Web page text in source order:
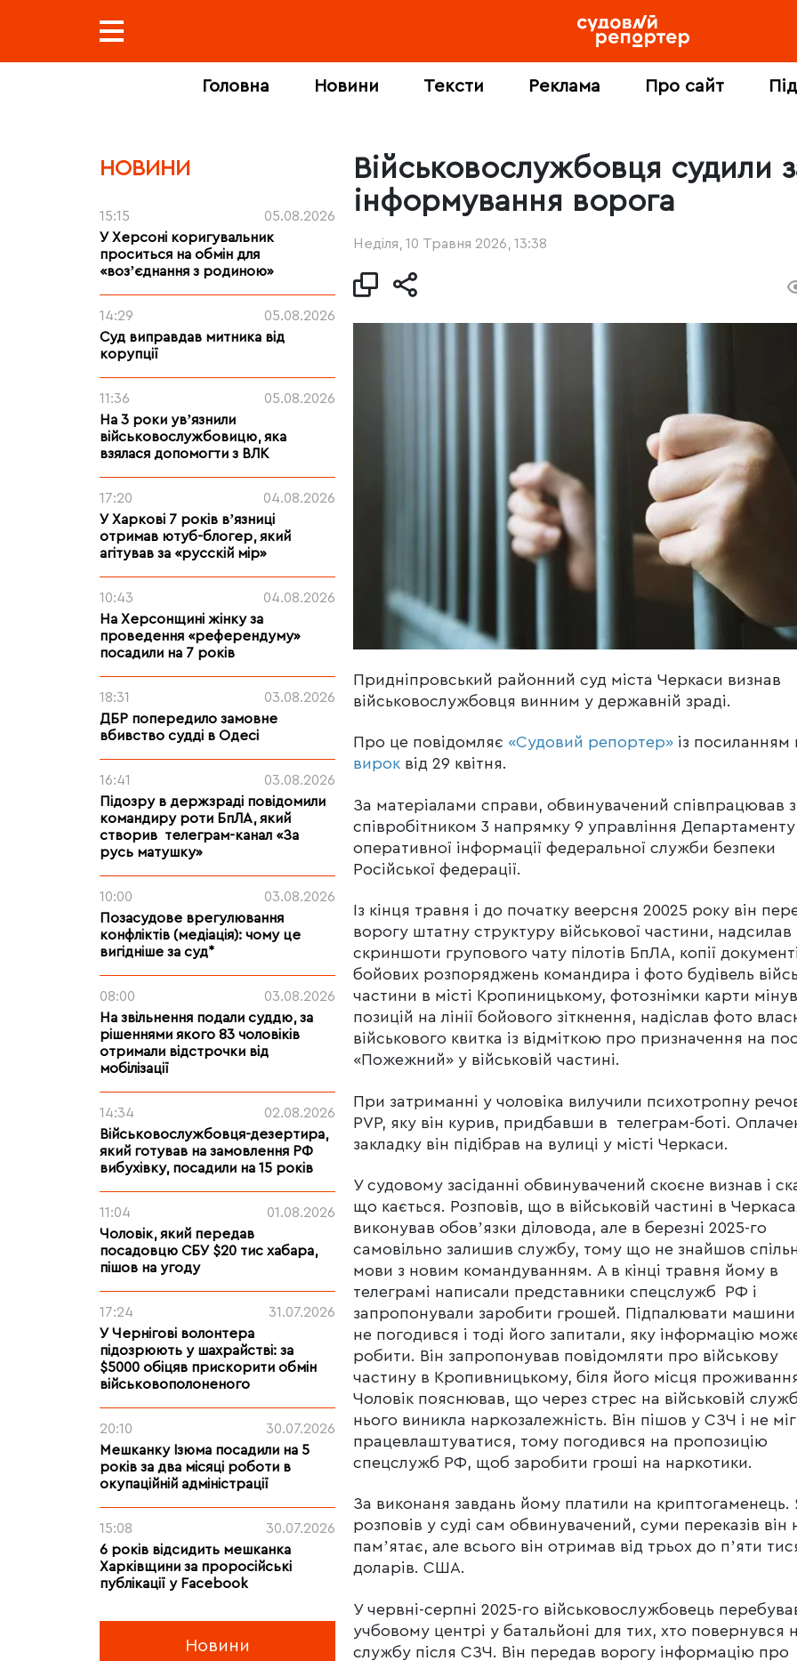
Головна Новини Тексти Реклама Про сайт
НОВИНИ
15:15
05.08.2026
У Херсоні коригувальник
проситься на обмін для
«возʼєднання з родиною»
14:29
05.08.2026
Суд виправдав митника від
корупції
11:36
05.08.2026
На 3 роки увʼязнили
військовослужбовицю, яка
взялася допомогти з ВЛК
17:20
04.08.2026
У Харкові 7 років вʼязниці
отримав ютуб-блогер, який
агітував за «русскій мір»
10:43
04.08.2026
На Херсонщині жінку за
проведення «референдуму»
посадили на 7 років
18:31
03.08.2026
ДБР попередило замовне
вбивство судді в Одесі
16:41
03.08.2026
Підозру в держзраді повідомили
командиру роти БпЛА, який
створив телеграм-канал «За
русь матушку»
10:00
03.08.2026
Позасудове врегулювання
конфліктів (медіація): чому це
вигідніше за суд*
08:00
03.08.2026
На звільнення подали суддю, за
рішеннями якого 83 чоловіків
отримали відстрочки від
мобілізації
14:34
02.08.2026
Військовослужбовця-дезертира,
який готував на замовлення РФ
вибухівку, посадили на 15 років
11:04
01.08.2026
Чоловік, який передав
посадовцю СБУ $20 тис хабара,
пішов на угоду
17:24
31.07.2026
У Чернігові волонтера
підозрюють у шахрайстві: за
$5000 обіцяв прискорити обмін
військовополоненого
20:10
30.07.2026
Мешканку Ізюма посадили на 5
років за два місяці роботи в
окупаційній адміністрації
15:08
30.07.2026
6 років відсидить мешканка
Харківщини за проросійські
публікації у Facebook
Новини
Військовослужбовця судили
інформування ворога
Неділя, 10 Травня 2026, 13:38
Придніпровський районний суд міста Черкаси визнав
військовослужбовця винним у державній зраді.
Про це повідомляє «Судовий репортер» із посиланням
вирок від 29 квітня.
За матеріалами справи, обвинувачений співпрацював
співробітником 3 напрямку 9 управління Департаменту
оперативної інформації федеральної служби безпеки
Російської федерації.
Із кінця травня і до початку веерсня 20025 року він
ворогу штатну структуру військової частини, надсилав
скриншоти групового чату пілотів БпЛА, копії
бойових розпоряджень командира і фото будівель
частини в місті Кропиницькому, фотознімки карти
позицій на лінії бойового зіткнення, надіслав фото
військового квитка із відміткою про призначення на
«Пожежний» у військовій частині.
При затриманні у чоловіка вилучили психотропну
PVР, яку він курив, придбавши в телеграм-боті.
закладку він підібрав на вулиці у місті Черкаси.
У судовому засіданні обвинувачений скоєне визнав і
що кається. Розповів, що в військовій частині в
виконував обовʼязки діловода, але в березні 2025-го
самовільно залишив службу, тому що не знайшов
мови з новим командуванням. А в кінці травня йому в
телеграмі написали представники спецслужб РФ і
запропонували заробити грошей. Підпалювати машини
не погодився і тоді його запитали, яку інформацію
робити. Він запропонував повідомляти про військову
частину в Кропивницькому, біля його місця
Чоловік пояснював, що через стрес на військовій
нього виникла наркозалежність. Він пішов у СЗЧ і не міг
працевлаштуватися, тому погодився на пропозицію
спецслужб РФ, щоб заробити гроші на наркотики.
За виконаня завдань йому платили на криптогаменець.
розповів у суді сам обвинувачений, суми переказів він
памʼятає, але всього він отримав від трьох до пʼяти
доларів. США.
У червні-серпні 2025-го військовослужбовець
учбовому центрі у батальйоні для тих, хто повернувся
службу після СЗЧ. Він передав ворогу інформацію про